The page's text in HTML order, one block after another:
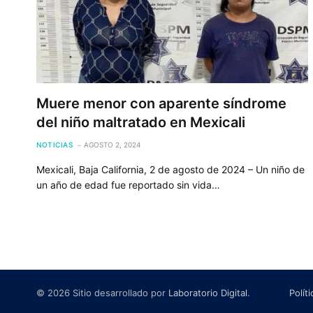
Muere menor con aparente síndrome
del niño maltratado en Mexicali
NOTICIAS AGOSTO 2, 2024
Mexicali, Baja California, 2 de agosto de 2024 – Un niño de
un año de edad fue reportado sin vida…
© 2026 Sitio desarrollado por Laboratorio Digital.